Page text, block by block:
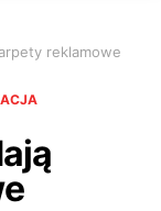
reklamowe